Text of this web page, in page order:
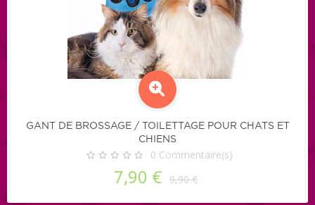
GANT DE BROSSAGE / TOILETTAGE POUR CHATS ET
CHIENS
0 Commentaire(s)
7,90 € 9,90 €